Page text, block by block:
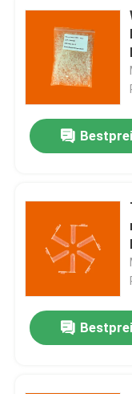
Fälle
Blog
Funktelegrafie-
HPV PCR-
Herpes-Virus